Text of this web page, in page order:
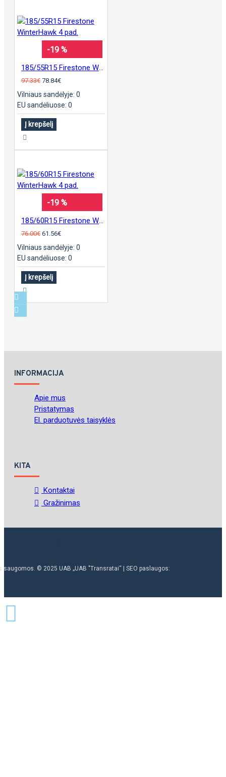
-19 %
97.33€ 78.84€
Vilniaus sandėlyje: 0
EU sandėliuose: 0
Į krepšelį
-19 %
76.00€ 61.56€
Vilniaus sandėlyje: 0
EU sandėliuose: 0
Į krepšelį
INFORMACIJA
Apie mus
Pristatymas
El. parduotuvės taisyklės
KITA
Kontaktai
Gražinimas
saugomos. © 2025 UAB „UAB "Transratai“ | SEO paslaugos: